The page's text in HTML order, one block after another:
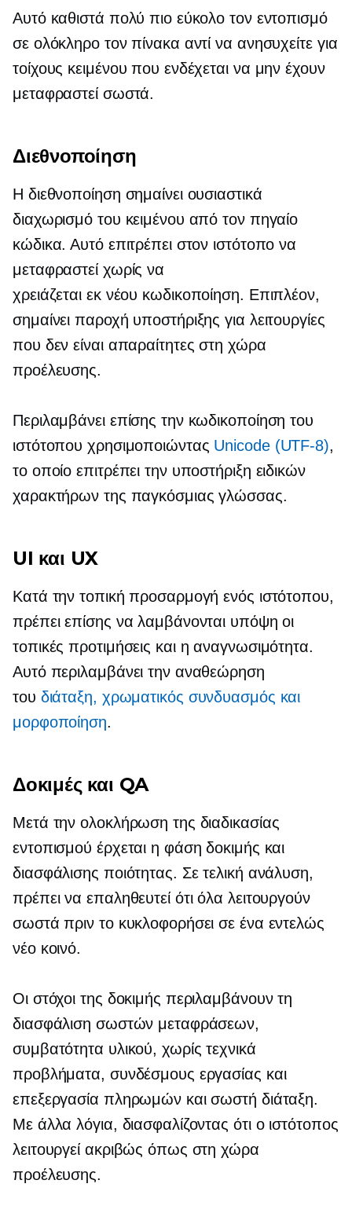
Αυτό καθιστά πολύ πιο εύκολο τον εντοπισμό
σε ολόκληρο τον πίνακα αντί να ανησυχείτε για
τοίχους κειμένου που ενδέχεται να μην έχουν
μεταφραστεί σωστά.
Διεθνοποίηση
Η διεθνοποίηση σημαίνει ουσιαστικά
διαχωρισμό του κειμένου από τον πηγαίο
κώδικα. Αυτό επιτρέπει στον ιστότοπο να
μεταφραστεί χωρίς να
χρειάζεται εκ νέου κωδικοποίηση. Επιπλέον,
σημαίνει παροχή υποστήριξης για λειτουργίες
που δεν είναι απαραίτητες στη χώρα
προέλευσης.
Περιλαμβάνει επίσης την κωδικοποίηση του
ιστότοπου χρησιμοποιώντας Unicode (UTF-8),
το οποίο επιτρέπει την υποστήριξη ειδικών
χαρακτήρων της παγκόσμιας γλώσσας.
UI και UX
Κατά την τοπική προσαρμογή ενός ιστότοπου,
πρέπει επίσης να λαμβάνονται υπόψη οι
τοπικές προτιμήσεις και η αναγνωσιμότητα.
Αυτό περιλαμβάνει την αναθεώρηση
του διάταξη, χρωματικός συνδυασμός και
μορφοποίηση.
Δοκιμές και QA
Μετά την ολοκλήρωση της διαδικασίας
εντοπισμού έρχεται η φάση δοκιμής και
διασφάλισης ποιότητας. Σε τελική ανάλυση,
πρέπει να επαληθευτεί ότι όλα λειτουργούν
σωστά πριν το κυκλοφορήσει σε ένα εντελώς
νέο κοινό.
Οι στόχοι της δοκιμής περιλαμβάνουν τη
διασφάλιση σωστών μεταφράσεων,
συμβατότητα υλικού, χωρίς τεχνικά
προβλήματα, συνδέσμους εργασίας και
επεξεργασία πληρωμών και σωστή διάταξη.
Με άλλα λόγια, διασφαλίζοντας ότι ο ιστότοπος
λειτουργεί ακριβώς όπως στη χώρα
προέλευσης.